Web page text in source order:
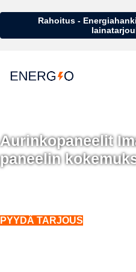
Rahoitus -
Aurinkopaneelit
paneelin
PYYDÄ TARJOUS